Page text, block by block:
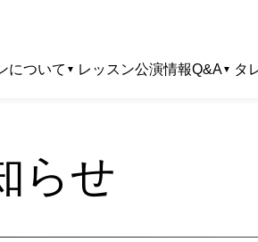
について レッスン公演情報Q&A タ
らせ